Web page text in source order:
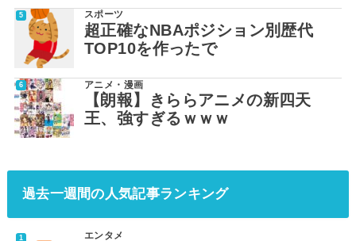
スポーツ
超正確なNBAポジション別歴代
TOP10を作ったで
アニメ・漫画
【朗報】きららアニメの新四天
王、強すぎるｗｗｗ
過去一週間の人気記事ランキング
エンタメ